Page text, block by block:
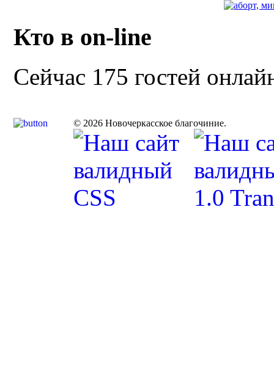
Кто в on-line
Сейчас 175 гостей
© 2026 Новочеркасское благочиние.